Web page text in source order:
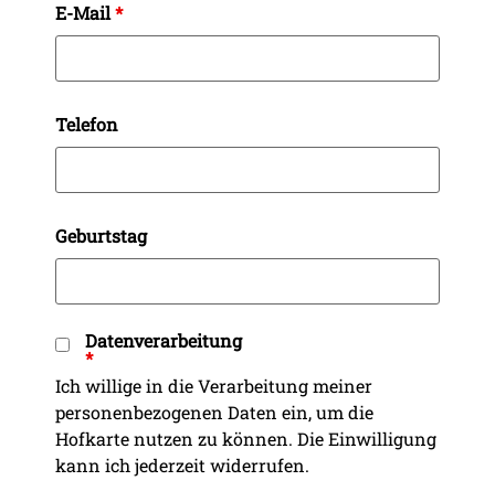
E-Mail*
Telefon
Geburtstag
Datenverarbeitung
*
Ich willige in die Verarbeitung meiner
personenbezogenen Daten ein, um die
Hofkarte nutzen zu können. Die Einwilligung
kann ich jederzeit widerrufen.